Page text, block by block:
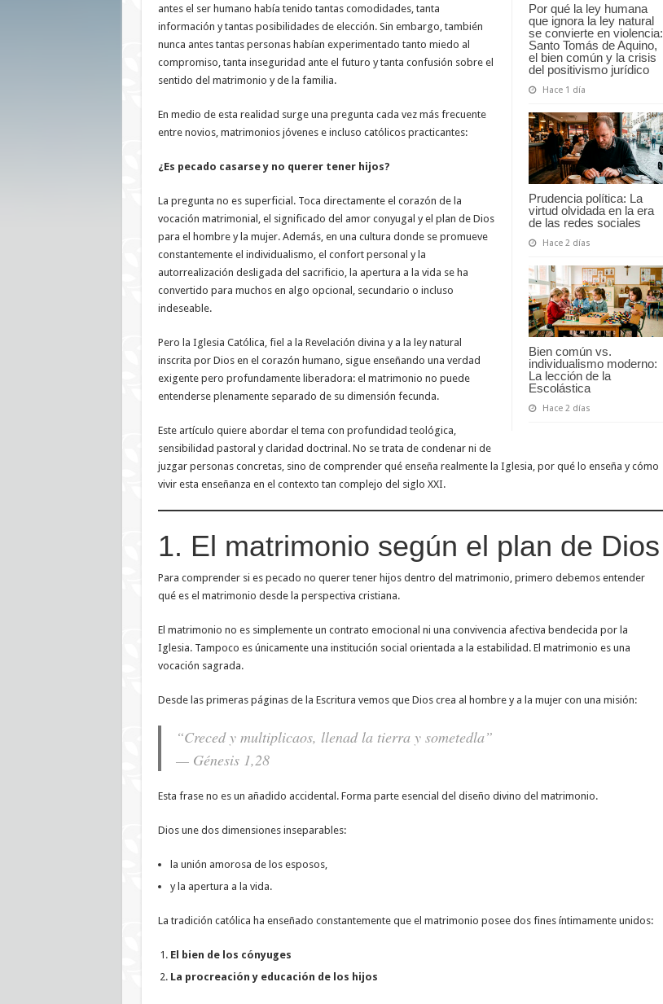
Por qué la ley humana
que ignora la ley natural
se convierte en violencia:
Santo Tomás de Aquino,
el bien común y la crisis
del positivismo jurídico
Hace 1 día
Prudencia política: La
virtud olvidada en la era
de las redes sociales
Hace 2 días
Bien común vs.
individualismo moderno:
La lección de la
Escolástica
Hace 2 días
antes el ser humano había tenido tantas comodidades, tanta
información y tantas posibilidades de elección. Sin embargo, también
nunca antes tantas personas habían experimentado tanto miedo al
compromiso, tanta inseguridad ante el futuro y tanta confusión sobre el
sentido del matrimonio y de la familia.
En medio de esta realidad surge una pregunta cada vez más frecuente
entre novios, matrimonios jóvenes e incluso católicos practicantes:
¿Es pecado casarse y no querer tener hijos?
La pregunta no es superficial. Toca directamente el corazón de la
vocación matrimonial, el significado del amor conyugal y el plan de Dios
para el hombre y la mujer. Además, en una cultura donde se promueve
constantemente el individualismo, el confort personal y la
autorrealización desligada del sacrificio, la apertura a la vida se ha
convertido para muchos en algo opcional, secundario o incluso
indeseable.
Pero la Iglesia Católica, fiel a la Revelación divina y a la ley natural
inscrita por Dios en el corazón humano, sigue enseñando una verdad
exigente pero profundamente liberadora: el matrimonio no puede
entenderse plenamente separado de su dimensión fecunda.
Este artículo quiere abordar el tema con profundidad teológica,
sensibilidad pastoral y claridad doctrinal. No se trata de condenar ni de
juzgar personas concretas, sino de comprender qué enseña realmente la Iglesia, por qué lo enseña y cómo
vivir esta enseñanza en el contexto tan complejo del siglo XXI.
1. El matrimonio según el plan de Dios
Para comprender si es pecado no querer tener hijos dentro del matrimonio, primero debemos entender
qué es el matrimonio desde la perspectiva cristiana.
El matrimonio no es simplemente un contrato emocional ni una convivencia afectiva bendecida por la
Iglesia. Tampoco es únicamente una institución social orientada a la estabilidad. El matrimonio es una
vocación sagrada.
Desde las primeras páginas de la Escritura vemos que Dios crea al hombre y a la mujer con una misión:
“Creced y multiplicaos, llenad la tierra y sometedla”
— Génesis 1,28
Esta frase no es un añadido accidental. Forma parte esencial del diseño divino del matrimonio.
Dios une dos dimensiones inseparables:
la unión amorosa de los esposos,
y la apertura a la vida.
La tradición católica ha enseñado constantemente que el matrimonio posee dos fines íntimamente unidos:
El bien de los cónyuges
La procreación y educación de los hijos